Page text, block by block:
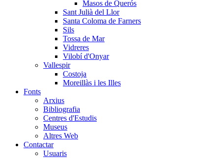
Masos de Querós
Sant Julià del Llor
Santa Coloma de Farners
Sils
Tossa de Mar
Vidreres
Vilobí d'Onyar
Vallespir
Costoja
Moreillàs i les Illes
Fonts
Arxius
Bibliografia
Centres d'Estudis
Museus
Altres Web
Contactar
Usuaris